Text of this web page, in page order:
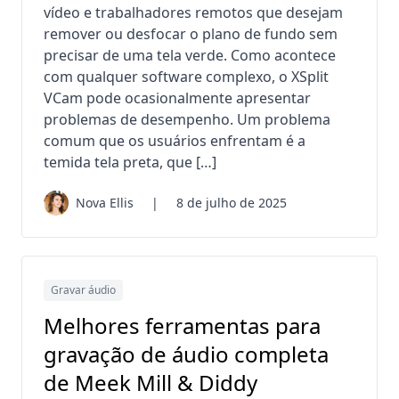
vídeo e trabalhadores remotos que desejam
remover ou desfocar o plano de fundo sem
precisar de uma tela verde. Como acontece
com qualquer software complexo, o XSplit
VCam pode ocasionalmente apresentar
problemas de desempenho. Um problema
comum que os usuários enfrentam é a
temida tela preta, que […]
Nova Ellis | 8 de julho de 2025
Gravar áudio
Melhores ferramentas para
gravação de áudio completa
de Meek Mill & Diddy